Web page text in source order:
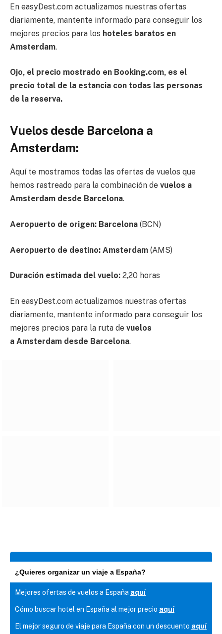
En easyDest.com actualizamos nuestras ofertas
diariamente, mantente informado para conseguir los
mejores precios para los hoteles baratos en
Amsterdam.
Ojo, el precio mostrado en Booking.com, es el
precio total de la estancia con todas las personas
de la reserva.
Vuelos desde Barcelona a
Amsterdam:
Aquí te mostramos todas las ofertas de vuelos que
hemos rastreado para la combinación de vuelos a
Amsterdam desde Barcelona.
Aeropuerto de origen: Barcelona (BCN)
Aeropuerto de destino: Amsterdam (AMS)
Duración estimada del vuelo: 2,20 horas
En easyDest.com actualizamos nuestras ofertas
diariamente, mantente informado para conseguir los
mejores precios para la ruta de vuelos
a Amsterdam desde Barcelona.
¿Quieres organizar un viaje a España?
Mejores ofertas de vuelos a España aquí
Cómo buscar hotel en España al mejor precio aquí
El mejor seguro de viaje para España con un descuento aquí